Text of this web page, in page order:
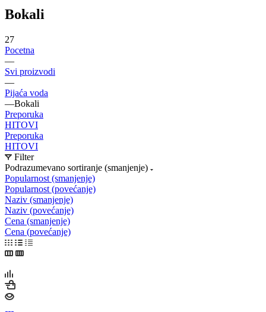
Bokali
27
Pocetna
—
Svi proizvodi
—
Pijaća voda
—Bokali
Preporuka
HITOVI
Preporuka
HITOVI
Filter
Podrazumevano sortiranje (smanjenje)
Popularnost (smanjenje)
Popularnost (povećanje)
Naziv (smanjenje)
Naziv (povećanje)
Cena (smanjenje)
Cena (povećanje)